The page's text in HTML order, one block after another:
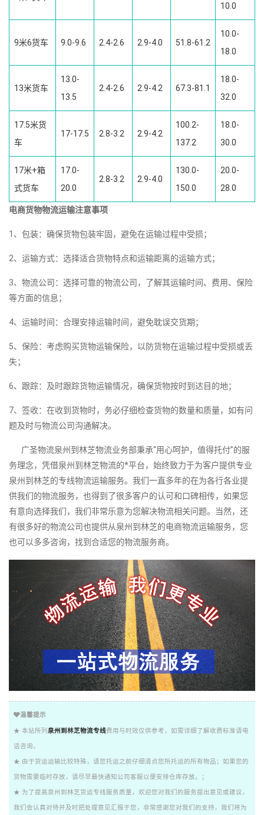
10.0
9米6货车 9.0-9.6 2.4-2.6 2.9-4.0 51.8-61.2
10.0-
18.0
13米货车
13.0-
13.5
2.4-2.6 2.9-4.2 67.3-81.1
18.0-
32.0
17.5米货
车
17-17.5 2.8-3.2 2.9-4.2
100.2-
137.2
18.0-
30.0
17米+箱
式货车
17.0-
20.0
2.8-3.2 2.9-4.0
130.0-
150.0
20.0-
28.0
电商货物物流运输注意事项
1、包装：确保货物包装牢固，避免在运输过程中受损；
2、运输方式：选择适合货物特点和运输距离的运输方式；
3、物流公司：选择可靠的物流公司，了解其运输时间、费用、保险
等方面的信息；
4、运输时间：合理安排运输时间，避免耽误交货期；
5、保险：考虑购买货物运输保险，以防货物在运输过程中受损或丢
失；
6、跟踪：及时跟踪货物运输情况，确保货物按时到达目的地；
7、签收：在收到货物时，务必仔细检查货物的数量和质量，如有问
题及时与物流公司沟通解决。
广圣物流泉州到林芝物流业务部秉承“用心呵护，值得托付”的服
务理念，凭借泉州到林芝物流的*平台，始终致力于为客户提供专业
泉州到林芝的专线物流运输服务。我们一直多年的在为各行各业提
供我们的物流服务，也得到了很多客户的认可和口碑相传，如果您
有意向选择我们，我们非常乐意为您解决物流相关问题。当然，还
有很多好的物流公司也提供从泉州到林芝的电商物流运输服务，您
也可以多多咨询，找到合适您的物流服务商。
温馨提示
★ 本站所列 泉州到林芝物流专线费用与时效仅供参考，如需详细了解收费标准请电
话咨询。
★ 由于货运运输比较特殊，请您托运之前仔细清点您所托运的所有物品；如果您的
货物需要临时存放，请尽早最快通知公司客服以便安排仓库存放。；
★ 为了提高泉州到林芝货运专线服务质量，欢迎您对我们的服务提出意见或建议，
我们会认真对待并及时把处理意见汇报于您，非常感谢您对我们的支持，我们将为